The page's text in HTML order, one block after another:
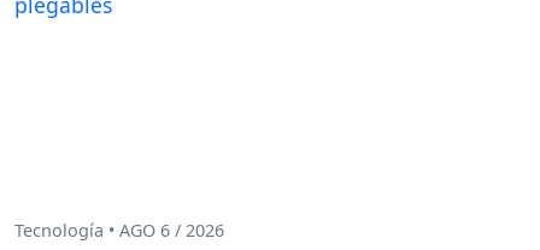
Tecnología • AGO 6 / 2026